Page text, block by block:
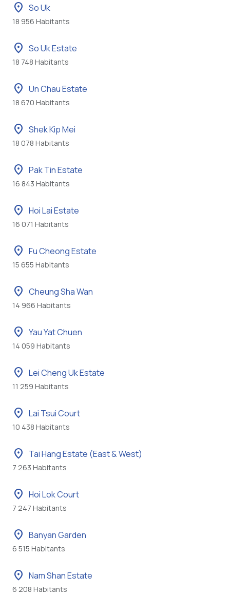
location_on So Uk
18 956 Habitants
location_on So Uk Estate
18 748 Habitants
location_on Un Chau Estate
18 670 Habitants
location_on Shek Kip Mei
18 078 Habitants
location_on Pak Tin Estate
16 843 Habitants
location_on Hoi Lai Estate
16 071 Habitants
location_on Fu Cheong Estate
15 655 Habitants
location_on Cheung Sha Wan
14 966 Habitants
location_on Yau Yat Chuen
14 059 Habitants
location_on Lei Cheng Uk Estate
11 259 Habitants
location_on Lai Tsui Court
10 438 Habitants
location_on Tai Hang Estate (East & West)
7 263 Habitants
location_on Hoi Lok Court
7 247 Habitants
location_on Banyan Garden
6 515 Habitants
location_on Nam Shan Estate
6 208 Habitants